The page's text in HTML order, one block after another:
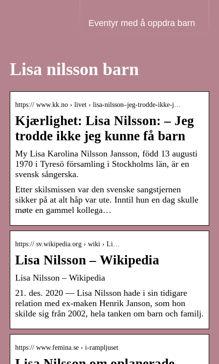
Eventyr med å oppdra barn
Lisa nilsson barn
https:// www.kk.no › livet › lisa-nilsson–jeg-trodde-ikke-j…
Kjærlighet: Lisa Nilsson: – Jeg
trodde ikke jeg kunne få barn
My Lisa Karolina Nilsson Jansson, född 13 augusti
1970 i Tyresö församling i Stockholms län, är en
svensk sångerska.
Etter skilsmissen var den svenske sangstjernen
sikker på at alt håp var ute. Inntil hun en dag skulle
møte en gammel kollega…
https:// sv.wikipedia.org › wiki › Li…
Lisa Nilsson – Wikipedia
Lisa Nilsson – Wikipedia
21. des. 2020 — Lisa Nilsson hade i sin tidigare
relation med ex-maken Henrik Janson, som hon
skilde sig från 2002, hela tanken om barn och familj.
https:// www.femina.se › i-rampljuset